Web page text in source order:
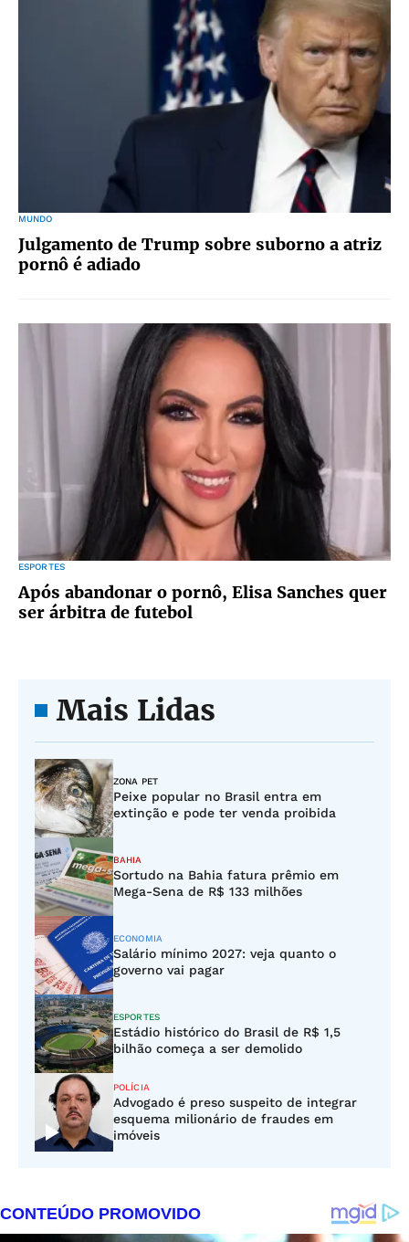
MUNDO
Julgamento de Trump sobre suborno a atriz
pornô é adiado
ESPORTES
Após abandonar o pornô, Elisa Sanches quer
ser árbitra de futebol
Mais Lidas
ZONA PET
Peixe popular no Brasil entra em
extinção e pode ter venda proibida
BAHIA
Sortudo na Bahia fatura prêmio em
Mega-Sena de R$ 133 milhões
ECONOMIA
Salário mínimo 2027: veja quanto o
governo vai pagar
ESPORTES
Estádio histórico do Brasil de R$ 1,5
bilhão começa a ser demolido
POLÍCIA
Advogado é preso suspeito de integrar
esquema milionário de fraudes em
imóveis